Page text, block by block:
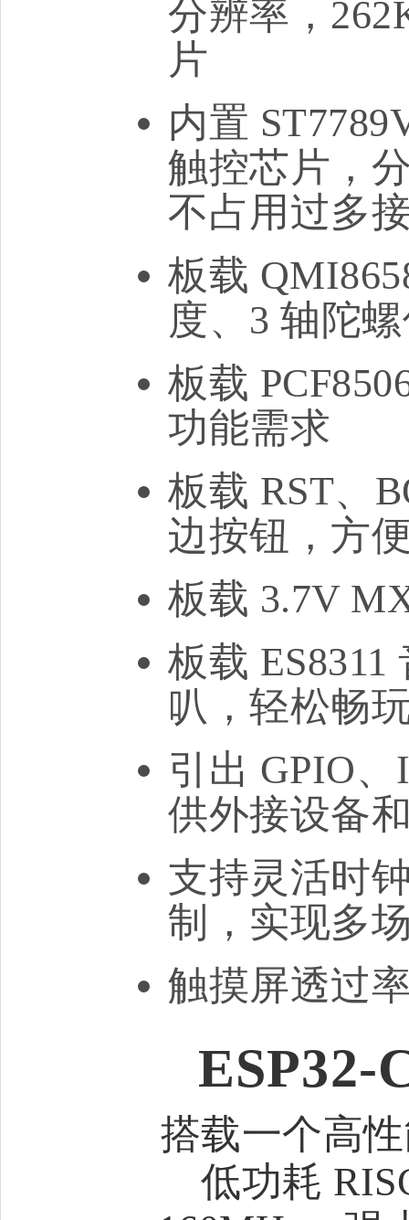
分辨率，
片
内置
触控芯片，
不占用过多
板载
度、3 轴陀
板载
功能需求
板载 RST、
边按钮，方
板载 3.7V
板载
叭，轻松畅
引出 GPIO
供外接设备
支持灵活时
制，实现多
触摸屏透过
ESP32-
搭载一个高
低功耗